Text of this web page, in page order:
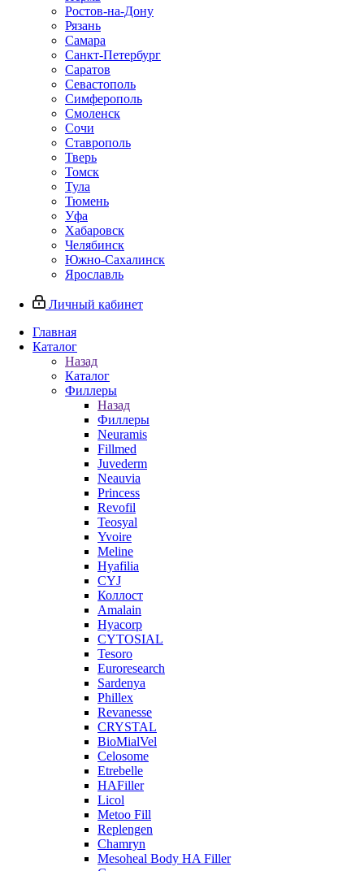
Ростов-на-Дону
Рязань
Самара
Санкт-Петербург
Саратов
Севастополь
Симферополь
Смоленск
Сочи
Ставрополь
Тверь
Томск
Тула
Тюмень
Уфа
Хабаровск
Челябинск
Южно-Сахалинск
Ярославль
Личный кабинет
Главная
Каталог
Назад
Каталог
Филлеры
Назад
Филлеры
Neuramis
Fillmed
Juvederm
Neauvia
Princess
Revofil
Teosyal
Yvoire
Meline
Hyafilia
CYJ
Коллост
Amalain
Hyacorp
CYTOSIAL
Tesoro
Euroresearch
Sardenya
Phillex
Revanesse
CRYSTAL
BioMialVel
Celosome
Etrebelle
HAFiller
Licol
Metoo Fill
Replengen
Chamryn
Mesoheal Body HA Filler